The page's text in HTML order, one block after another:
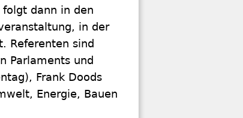
dann in den
in der
Referenten sind
Parlaments und
Frank Doods
Energie, Bauen